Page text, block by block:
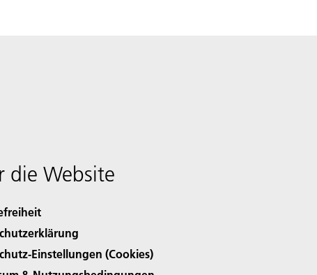
die Website
Einstellungen (Cookies)